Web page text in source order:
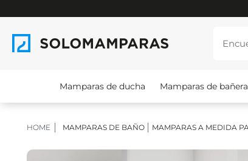
Mamparas de ducha Mamparas de bañera
HOME MAMPARAS DE BAÑO MAMPARAS A MEDIDA